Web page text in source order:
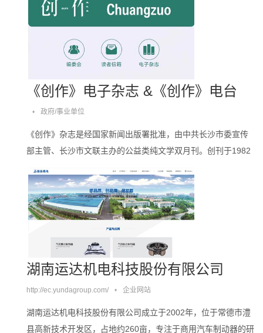
Changsha。。。
《创作》电子杂志 &《创作》电台
• 政府/事业单位
《创作》杂志是经国家新闻出版署批准，由中共长沙市委宣传
部主管、长沙市文联主办的公益类纯文学双月刊。创刊于1982
安忆、刘亮程、阿来、叶兆言、韩少功、王跃文等诸多******作
家的作品。。。。
湖南运达机电科技股份有限公司
http://ec.yundagroup.com/ • 企业网站
湖南运达机电科技股份有限公司成立于2002年，位于常德市澧
县高新技术开发区，占地约260亩，专注于商用汽车制动器的研